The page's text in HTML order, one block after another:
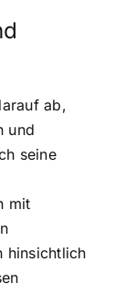
ab,
und
seine
mit
hinsichtlich